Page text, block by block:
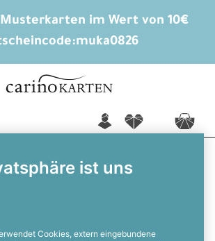
im Wert von 10€
muka0826
ist uns
Cookies, extern eingebundene
n f c
zur Jugendweihe
und Goldbraun